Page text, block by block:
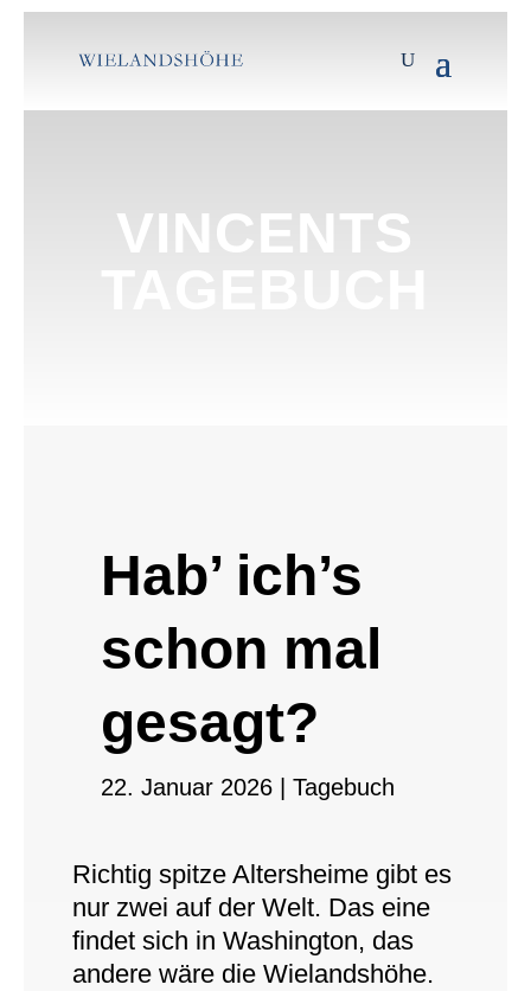
VINCENTS
Hab’ ich’s
schon mal
gesagt?
22. Januar 2026| Tagebuch
Richtig spitze Altersheime gibt es
nur zwei auf der Welt. Das eine
findet sich in Washington, das
andere wäre die Wielandshöhe.